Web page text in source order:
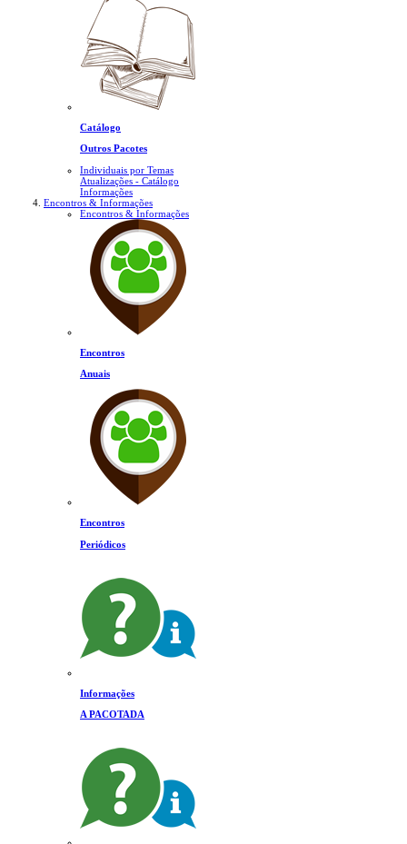
Catálogo
Outros Pacotes
Individuais por Temas
Atualizações - Catálogo
Informações
Encontros & Informações
Encontros & Informações
Encontros
Anuais
Encontros
Periódicos
Informações
A PACOTADA